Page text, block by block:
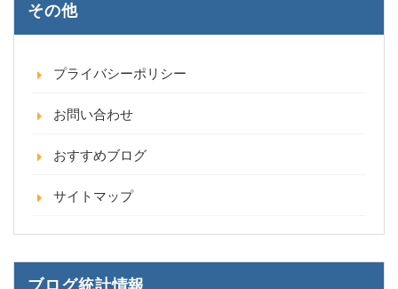
その他
プライバシーポリシー
お問い合わせ
おすすめブログ
サイトマップ
ブログ統計情報